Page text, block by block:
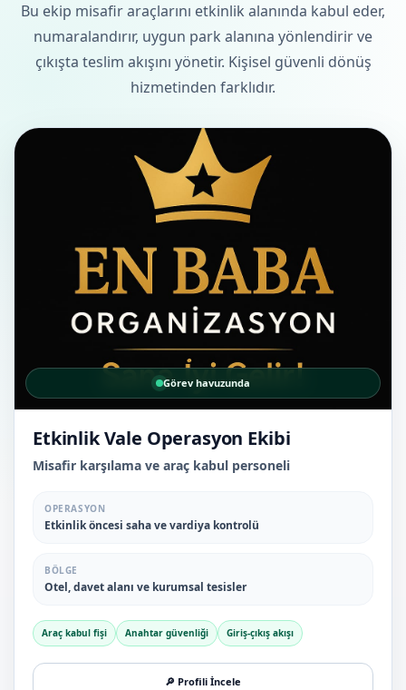
Bu ekip misafir araçlarını etkinlik alanında kabul eder,
numaralandırır, uygun park alanına yönlendirir ve
çıkışta teslim akışını yönetir. Kişisel güvenli dönüş
hizmetinden farklıdır.
Görev havuzunda
Etkinlik Vale Operasyon Ekibi
Misafir karşılama ve araç kabul personeli
OPERASYON
Etkinlik öncesi saha ve vardiya kontrolü
BÖLGE
Otel, davet alanı ve kurumsal tesisler
Araç kabul fişi Anahtar güvenliği Giriş-çıkış akışı
🔎 Profili İncele